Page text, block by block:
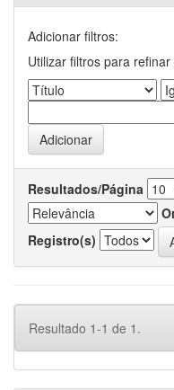
Adicionar filtros:
Utilizar filtros para
Resultados/Página
Registro(s)
Resultado 1-1 de 1.